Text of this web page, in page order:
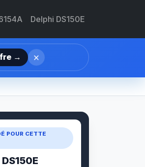
Delphi DS150E
→ ×
POUR CETTE